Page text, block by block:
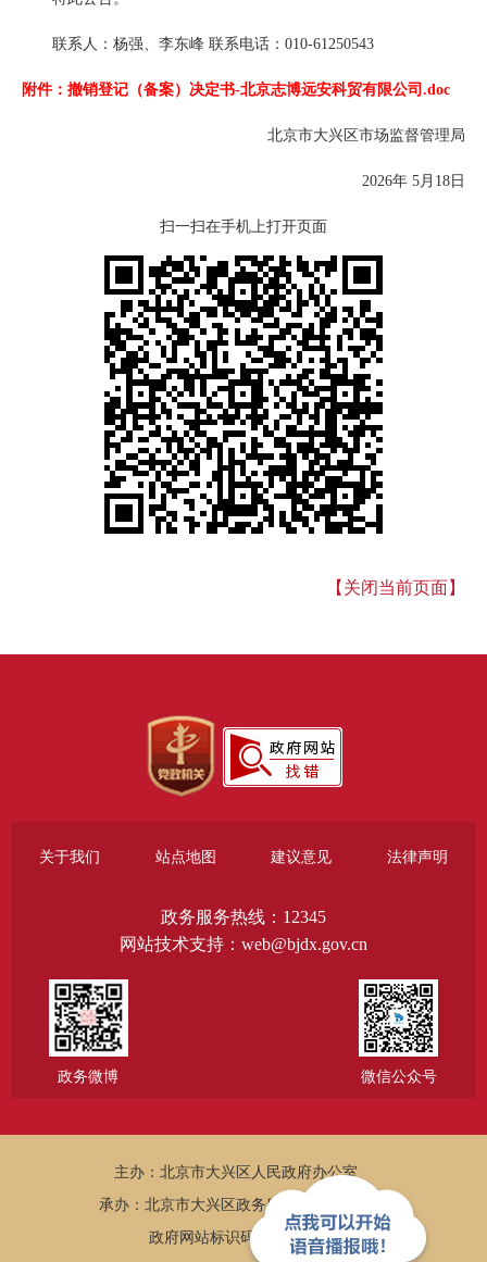
联系人：杨强、李东峰 联系电话：010-61250543
附件：撤销登记（备案）决定书-北京志博远安科贸有限公司.doc
北京市大兴区市场监督管理局
2026年 5月18日
扫一扫在手机上打开页面
【关闭当前页面】
关于我们 站点地图 建议意见 法律声明
政务服务热线：12345
网站技术支持：web@bjdx.gov.cn
政务微博 微信公众号
主办：北京市大兴区人民政府办公室
承办：北京市大兴区政务服务和数据管理局
政府网站标识码：1101150005